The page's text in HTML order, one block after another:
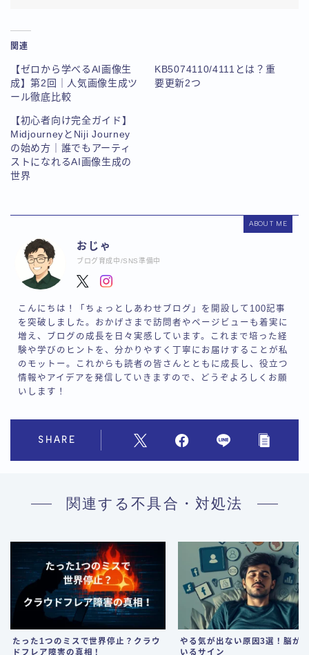
関連
【ゼロから学べるAI画像生
成】第2回｜人気画像生成ツ
ール徹底比較
KB5074110/4111とは？重
要更新2つ
【初心者向け完全ガイド】
MidjourneyとNiji Journey
の始め方｜誰でもアーティ
ストになれるAI画像生成の
世界
ABOUT ME
おじゃ
ブログ育成中/SNS準備中
こんにちは！「ちょっとしあわせブログ」を開設して100記事
を突破しました。おかげさまで訪問者やページビューも着実に
増え、ブログの成長を日々実感しています。これまで培った経
験や学びのヒントを、分かりやすく丁寧にお届けすることが私
のモットー。これからも読者の皆さんとともに成長し、役立つ
情報やアイデアを発信していきますので、どうぞよろしくお願
いします！
SHARE
関連する不具合・対処法
たった1つのミスで世界停止？クラウ
ドフレア障害の真相！
やる気が出ない原因3選！脳が
いるサイン